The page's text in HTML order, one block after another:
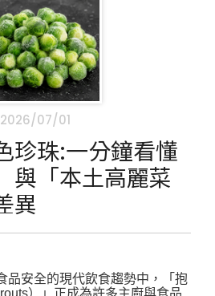
2026/07/01
珍珠:一分鐘看懂
與「本土高麗菜
異
品安全的現代飲食趨勢中，「抱
）」正成為許多主廚與食品